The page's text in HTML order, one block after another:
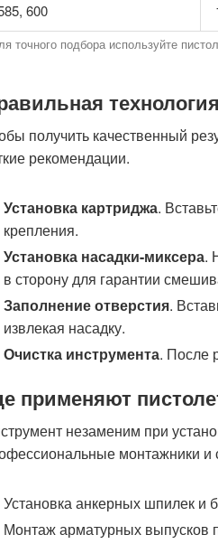
600
точного подбора используйте
получить качественный
рекомендации.
Установка картриджа.
крепления.
Установка насадки-миксера.
в сторону для гарантии
Заполнение отверстия.
извлекая насадку.
Очистка инструмента. После
применяют
незаменим при
монтажники и
Установка анкерных шпилек и
Монтаж арматурных выпусков